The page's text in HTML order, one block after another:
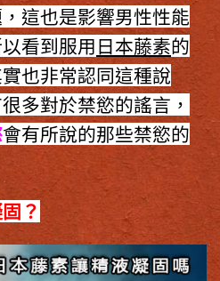
這也是影響男性性能
看到服用 日本藤素的
也非常認同這種說
多對於禁慾的謠言，
會有所說的那些禁慾的
？